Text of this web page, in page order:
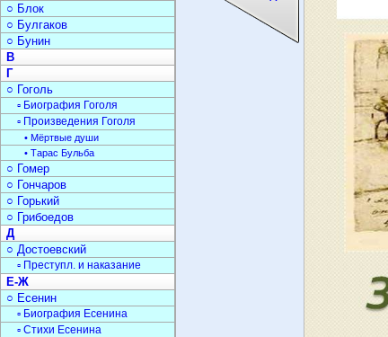
○ Блок
○ Булгаков
○ Бунин
В
Г
○ Гоголь
▫ Биография Гоголя
▫ Произведения Гоголя
• Мёртвые души
• Тарас Бульба
○ Гомер
○ Гончаров
○ Горький
○ Грибоедов
Д
○ Достоевский
▫ Преступл. и наказание
Е-Ж
○ Есенин
▫ Биография Есенина
▫ Стихи Есенина